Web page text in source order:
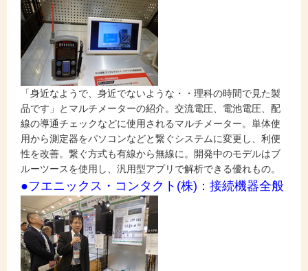
「身近なようで、身近でないような・・理科の時間で見た製
品です」とマルチメーターの紹介。交流電圧、電池電圧、配
線の導通チェックなどに使用されるマルチメーター。単体使
用から測定器をパソコンなどと繋ぐシステムに変更し、利便
性を改善。繋ぐ方式も有線から無線に。開発中のモデルはブ
ルーツースを使用し、汎用型アプリで解析できる優れもの。
●フエニックス・コンタクト(株)：接続機器全般